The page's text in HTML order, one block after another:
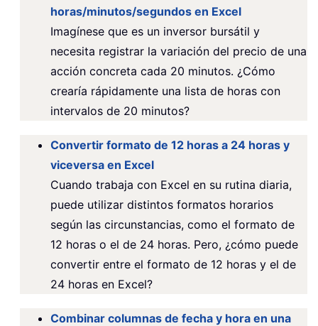
horas/minutos/segundos en Excel
Imagínese que es un inversor bursátil y
necesita registrar la variación del precio de una
acción concreta cada 20 minutos. ¿Cómo
crearía rápidamente una lista de horas con
intervalos de 20 minutos?
Convertir formato de 12 horas a 24 horas y
viceversa en Excel
Cuando trabaja con Excel en su rutina diaria,
puede utilizar distintos formatos horarios
según las circunstancias, como el formato de
12 horas o el de 24 horas. Pero, ¿cómo puede
convertir entre el formato de 12 horas y el de
24 horas en Excel?
Combinar columnas de fecha y hora en una